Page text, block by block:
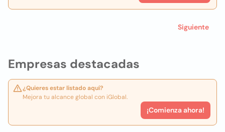
Empresas destacadas
¿Quieres estar listado aquí?
Mejora tu alcance global con iGlobal.
¡Comienza ahora!
Siguiente